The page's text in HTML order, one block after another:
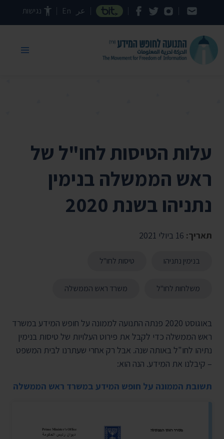
דילוג לתוכן העמוד عر En נגישות
עלות הטיסות לחו"ל של
ראש הממשלה בנימין
נתניהו בשנת 2020
תאריך:
בנימין נתניהו טיסות לחו"ל
משלחות לחו"ל משרד ראש הממשלה
באוגוסט 2020 פנתה התנועה לממונה על חופש המידע במשרד
ראש הממשלה כדי לקבל את פירוט העלויות של טיסות בנימין
נתיהו לחו"ל באותה שנה. אבל רק אחרי שעתרנו לבית המשפט
– קיבלנו את המידע. הנה הוא:
תשובת הממונה על חופש המידע במשרד ראש הממשלה